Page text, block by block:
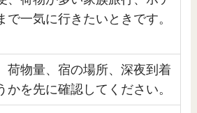
で一気に行きたいときです。
荷物量、宿の場所、深夜到着
かを先に確認してください。